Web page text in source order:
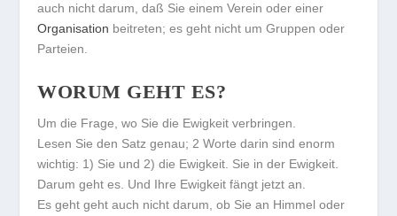
auch nicht darum, daß Sie einem Verein oder einer
Organisation beitreten; es geht nicht um Gruppen oder
Parteien.
WORUM GEHT ES?
Um die Frage, wo Sie die Ewigkeit verbringen.
Lesen Sie den Satz genau; 2 Worte darin sind enorm
wichtig: 1) Sie und 2) die Ewigkeit. Sie in der Ewigkeit.
Darum geht es. Und Ihre Ewigkeit fängt jetzt an.
Es geht geht auch nicht darum, ob Sie an Himmel oder